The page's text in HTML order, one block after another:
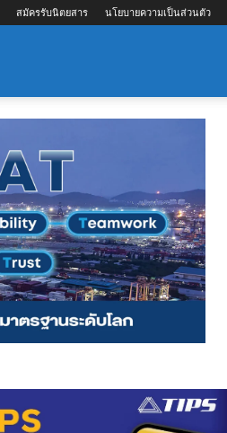
สมัครรับนิตยสาร นโยบายความเป็นส่วนตัว